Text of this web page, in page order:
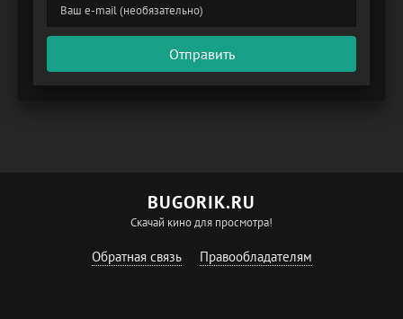
Отправить
BUGORIK.RU
Скачай кино для просмотра!
Обратная связь Правообладателям